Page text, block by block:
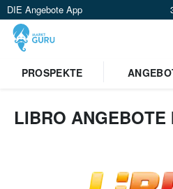
DIE Angebote App
PROSPEKTE
LIBRO ANGEBOTE